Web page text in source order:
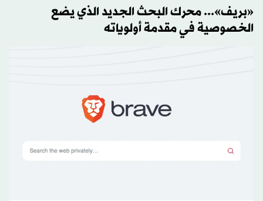
«بريف»... محرك البحث الجديد الذي يضع
الخصوصية في مقدمة أولوياته